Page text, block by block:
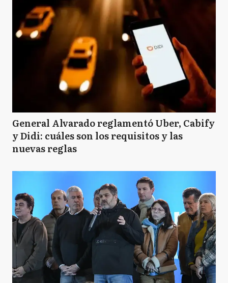
General Alvarado reglamentó Uber, Cabify
y Didi: cuáles son los requisitos y las
nuevas reglas